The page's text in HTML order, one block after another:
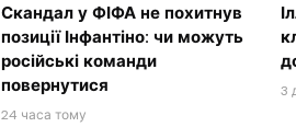
Скандал у ФІФА не похитнув
позиції Інфантіно: чи можуть
російські команди
повернутися
24 часа тому
3